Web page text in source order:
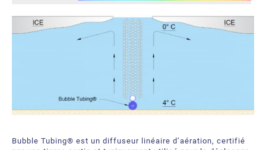
Bubble Tubing® est un diffuseur linéaire d’aération, certifié